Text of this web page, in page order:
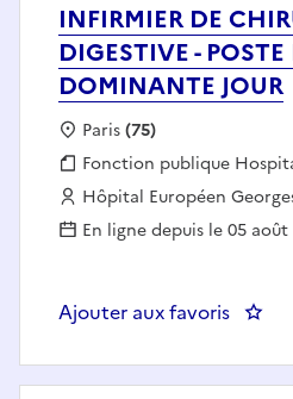
INFIRMIER DE
DIGESTIVE -
DOMINANTE JOUR
Localisation :
Paris(75)
Fonction publique :
Fonction publique
Employeur :
Hôpital Européen
En ligne depuis le 05 août
Ajouter aux favoris